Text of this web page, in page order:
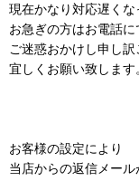
現在かなり対応遅くな
お急ぎの方はお電話に
ご迷惑おかけし申し
宜しくお願い致します
お客様の設定により
当店からの返信メール